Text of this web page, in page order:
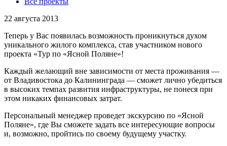
22 августа 2013
Теперь у Вас появилась возможность проникнуться духом
уникального жилого комплекса, став участником нового
проекта «Тур по «Ясной Поляне»!
Каждый желающий вне зависимости от места проживания —
от Владивостока до Калининграда — сможет лично убедиться
в высоких темпах развития инфраструктуры, не понеся при
этом никаких финансовых затрат.
Персональный менеджер проведет экскурсию по «Ясной
Поляне», где Вы сможете задать все интересующие вопросы
и, возможно, пройтись по своему будущему участку.